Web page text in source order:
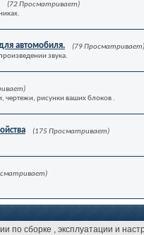
(72 Просматривает)
автомобиля.
(79 Просматривает)
звука.
чертежи, рисунки ваших блоков .
(175 Просматривает)
по сборке , эксплуатации и